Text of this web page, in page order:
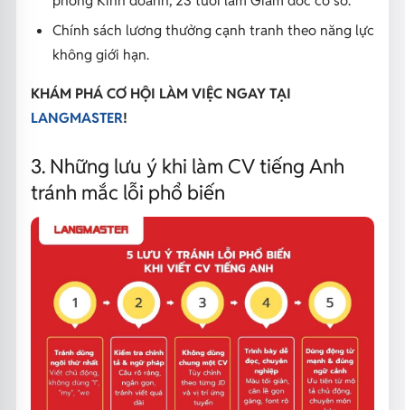
Chính sách lương thưởng cạnh tranh theo năng lực
không giới hạn.
KHÁM PHÁ CƠ HỘI LÀM VIỆC NGAY TẠI
LANGMASTER!
3. Những lưu ý khi làm CV tiếng Anh
tránh mắc lỗi phổ biến